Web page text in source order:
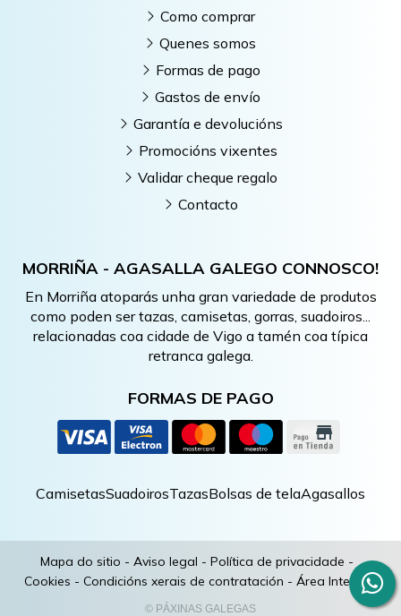
MORRIÑA - AGASALLA GALEGO CONNOSCO!
En Morriña atoparás unha gran variedade de produtos
como poden ser tazas, camisetas, gorras, suadoiros...
relacionadas coa cidade de Vigo a tamén coa típica
retranca galega.
FORMAS DE PAGO
Como comprar
Quenes somos
Formas de pago
Gastos de envío
Garantía e devolucións
Promocións vixentes
Validar cheque regalo
Contacto
CamisetasSuadoirosTazasBolsas de telaAgasallos
Mapa do sitio - Aviso legal - Política de privacidade -
Cookies - Condicións xerais de contratación - Área Interna
© PÁXINAS GALEGAS